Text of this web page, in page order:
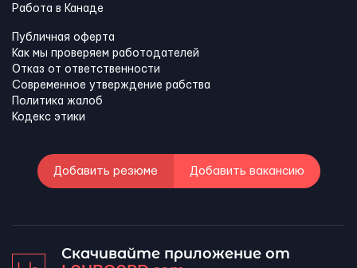
Работа в Канадe
Публичная оферта
Как мы проверяем работодателей
Отказ от ответственности
Современное утверждение рабства
Политика жалоб
Кодекс этики
Добавить резюме Добавить вакансию
Скачивайте приложение от